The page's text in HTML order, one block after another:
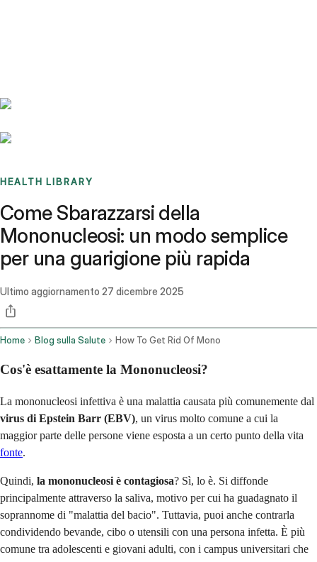
HEALTH LIBRARY
Come Sbarazzarsi della
Mononucleosi: un modo semplice
per una guarigione più rapida
Ultimo aggiornamento 27 dicembre 2025
Home Blog sulla Salute How To Get Rid Of Mono
Cos'è esattamente la Mononucleosi?
La mononucleosi infettiva è una malattia causata più comunemente dal
virus di Epstein Barr (EBV), un virus molto comune a cui la
maggior parte delle persone viene esposta a un certo punto della vita
fonte.
Quindi, la mononucleosi è contagiosa? Sì, lo è. Si diffonde
principalmente attraverso la saliva, motivo per cui ha guadagnato il
soprannome di "malattia del bacio". Tuttavia, puoi anche contrarla
condividendo bevande, cibo o utensili con una persona infetta. È più
comune tra adolescenti e giovani adulti, con i campus universitari che